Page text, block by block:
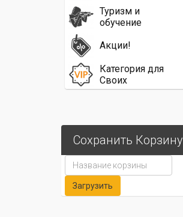
Туризм и
обучение
Акции!
Категория для
Своих
Сохранить Корзину